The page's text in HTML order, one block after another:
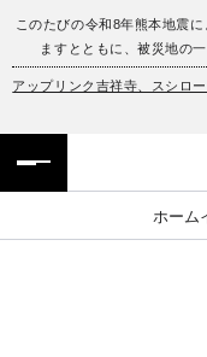
このたびの令和8年熊本地震
ますとともに、被災地の
アップリンク吉祥寺、スシロ
ホーム
フロアガイド
イベント・ポッ
ニュース
ENGLISH
簡体字
한국어